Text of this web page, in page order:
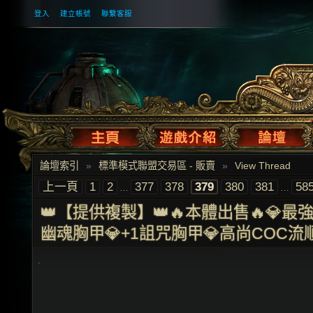
登入 建立帳號 聯繫客服
論壇索引 » 標準模式聯盟交易區 - 販賣 » View Thread
上一頁 1 2 … 377 378 379 380 381 …
👑【提供複製】👑🔥本體出售🔥💎最
幽魂胸甲💎+1詛咒胸甲💎高尚COC流
.